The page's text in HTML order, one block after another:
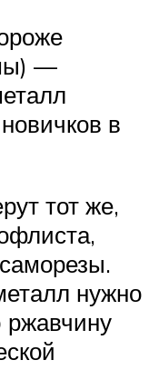
—
в
тот же,
нужно
ржавчину